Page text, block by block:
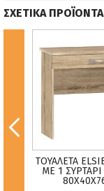
ΣΧΕΤΙΚΑ ΠΡΟΪΟΝΤΑ
ΤΟΥΑΛΕΤΑ
ΜΕ 1 ΣΥΡΤΑΡΙ